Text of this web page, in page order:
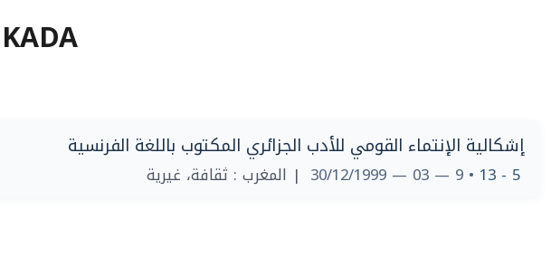
إشكالية الإنتماء القومي للأدب الجزائري المكتوب باللغة الفرنسية
5 - 13
• 9 — 03 — 30/12/1999 | المغرب : ثقافة، غيرية